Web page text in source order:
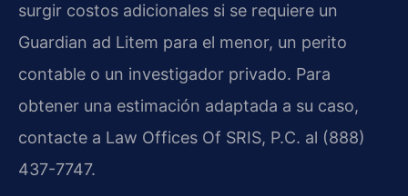
surgir costos adicionales si se requiere un
Guardian ad Litem para el menor, un perito
contable o un investigador privado. Para
obtener una estimación adaptada a su caso,
contacte a Law Offices Of SRIS, P.C. al (888)
437-7747.